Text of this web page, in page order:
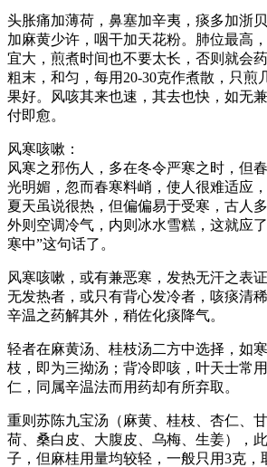
头胀痛加薄荷，鼻塞加辛夷，痰多加浙
加麻黄少许，咽干加天花粉。肺位最高
宜大，煎煮时间也不要太长，否则就会
粗末，和匀，每用20-30克作煮散，只煎
果好。风咳其来也速，其去也快，如无
付即愈。
风寒咳嗽：
风寒之邪伤人，多在冬令严寒之时，但
光明媚，忽而春寒料峭，使人很难适应
夏天虽说很热，但偏偏易于受寒，古人
外则空调冷气，内则冰水雪糕，这就应
寒中”这句话了。
风寒咳嗽，或有兼恶寒，发热无汗之表
无发热者，或只有背心发冷者，咳痰清
辛温之药解其外，稍佐化痰降气。
轻者在麻黄汤、桂枝汤二方中选择，如
枝，即为三拗汤；背冷即咳，叶天士常
仁，同属辛温法而用药却有所弃取。
重则苏陈九宝汤（麻黄、桂枝、杏仁、
荷、桑白皮、大腹皮、乌梅、生姜），
子，但麻桂用量均较轻，一般只用3克，